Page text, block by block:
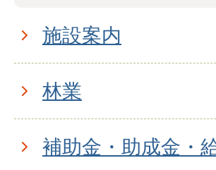
施設案内
林業
補助金・助成金・